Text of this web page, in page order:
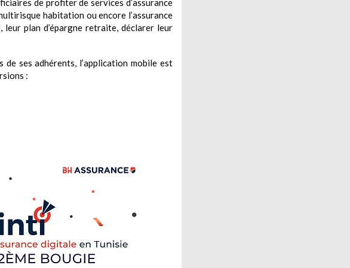
de profiter de services d’assurance
habitation ou encore l’assurance
plan d’épargne retraite, déclarer leur
ses adhérents, l’application mobile est
: